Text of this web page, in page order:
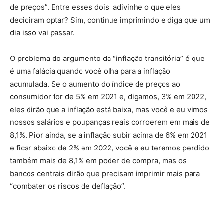
de preços”. Entre esses dois, adivinhe o que eles
decidiram optar? Sim, continue imprimindo e diga que um
dia isso vai passar.
O problema do argumento da “inflação transitória” é que
é uma falácia quando você olha para a inflação
acumulada. Se o aumento do índice de preços ao
consumidor for de 5% em 2021 e, digamos, 3% em 2022,
eles dirão que a inflação está baixa, mas você e eu vimos
nossos salários e poupanças reais corroerem em mais de
8,1%. Pior ainda, se a inflação subir acima de 6% em 2021
e ficar abaixo de 2% em 2022, você e eu teremos perdido
também mais de 8,1% em poder de compra, mas os
bancos centrais dirão que precisam imprimir mais para
“combater os riscos de deflação”.